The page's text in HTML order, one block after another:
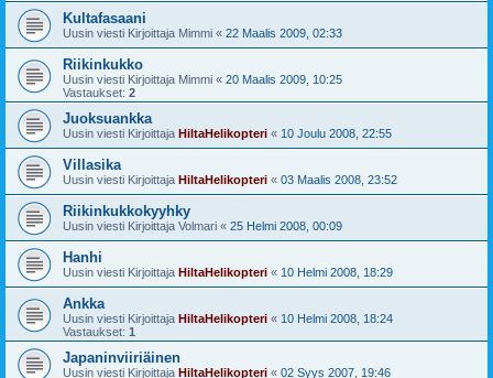
Kultafasaani
Uusin viesti Kirjoittaja Mimmi « 22 Maalis 2009, 02:33
Riikinkukko
Uusin viesti Kirjoittaja Mimmi « 20 Maalis 2009, 10:25
Vastaukset: 2
Juoksuankka
Uusin viesti Kirjoittaja HiltaHelikopteri « 10 Joulu 2008, 22:55
Villasika
Uusin viesti Kirjoittaja HiltaHelikopteri « 03 Maalis 2008, 23:52
Riikinkukkokyyhky
Uusin viesti Kirjoittaja Volmari « 25 Helmi 2008, 00:09
Hanhi
Uusin viesti Kirjoittaja HiltaHelikopteri « 10 Helmi 2008, 18:29
Ankka
Uusin viesti Kirjoittaja HiltaHelikopteri « 10 Helmi 2008, 18:24
Vastaukset: 1
Japaninviiriäinen
Uusin viesti Kirjoittaja HiltaHelikopteri « 02 Syys 2007, 19:46